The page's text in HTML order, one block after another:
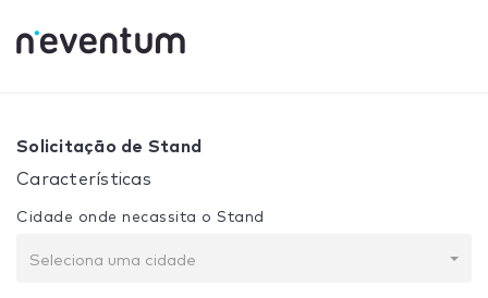
Sua seleção: Projeto + Construção
Solicitação de Stand
Características
Cidade onde necassita o Stand
Seleciona uma cidade